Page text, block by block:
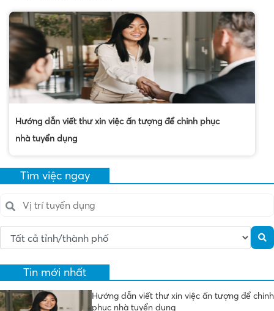
Hướng dẫn viết thư xin việc ấn tượng để chinh phục
nhà tuyển dụng
Tìm việc ngay
Tin mới nhất
Hướng dẫn viết thư xin việc ấn tượng để chinh
phục nhà tuyển dụng